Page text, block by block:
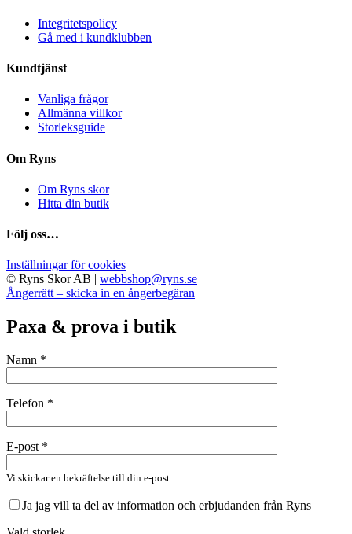
Integritetspolicy
Gå med i kundklubben
Kundtjänst
Vanliga frågor
Allmänna villkor
Storleksguide
Om Ryns
Om Ryns skor
Hitta din butik
Följ oss…
Inställningar för cookies
© Ryns Skor AB | webbshop@ryns.se
Ångerrätt – skicka in en ångerbegäran
Paxa & prova i butik
Namn *
Telefon *
E-post *
Vi skickar en bekräftelse till din e-post
Ja jag vill ta del av information och erbjudanden från Ryns